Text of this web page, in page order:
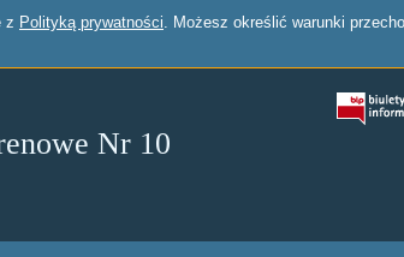
z Polityką prywatności. Możesz określić warunki
Nr 10